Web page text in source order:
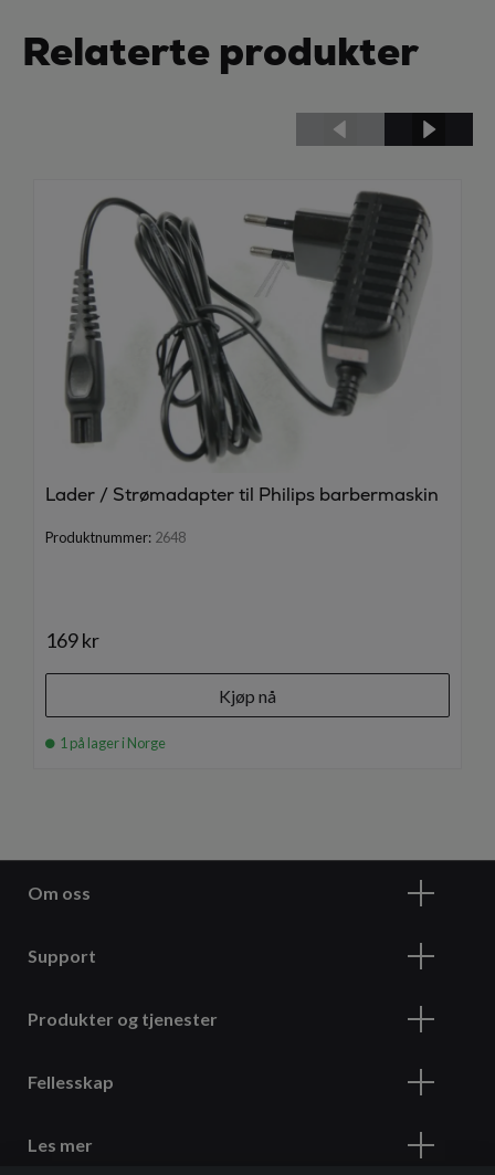
Relaterte produkter
Lader / Strømadapter til Philips barbermaskin
Produktnummer: 2648
169 kr
Kjøp nå
1 på lager i Norge
Om oss
Support
Produkter og tjenester
Fellesskap
Les mer